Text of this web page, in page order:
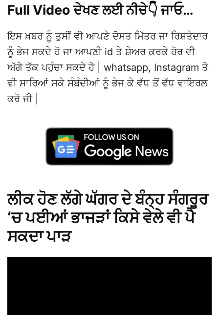
Full Video ਦੇਖਣ ਲਈ ਨੀਚੇ👇 ਜਾਓ…
ਇਸ ਖ਼ਬਰ ਨੂੰ ਤੁਸੀਂ ਵੀ ਆਪਣੇ ਦੋਸਤ ਮਿੱਤਰ ਜਾ ਰਿਸ਼ਤੇਦਾਰ
ਨੂੰ ਭੇਜ ਸਕਦੇ ਹੋ ਜਾ ਆਪਣੀ id ਤੇ ਸ਼ੇਅਰ ਕਰਕੇ ਹੋਰ ਵੀ
ਅੱਗੇ ਤੱਕ ਪਹੁੰਚਾ ਸਕਦੇ ਹੋ | whatsapp, Instagram ਤੇ
ਵੀ ਸਾਰਿਆਂ ਸਕੇ ਸੰਬੰਦੀਆਂ ਨੂੰ ਭੇਜ ਕੇ ਵੱਧ ਤੋਂ ਵੱਧ ਵਾਇਰਲ
ਕਰੋ ਜੀ |
ਲੀਕ ਹੋਣ ਲੱਗੇ ਘੱਗਰ ਦੇ ਬੰਨ੍ਹ ਸੰਗਰੂਰ
‘ਚ ਪਈਆਂ ਭਾਜੜਾਂ ਕਿਸੇ ਵੇਲੇ ਵੀ ਪੈ
ਸਕਦਾ ਪਾੜ